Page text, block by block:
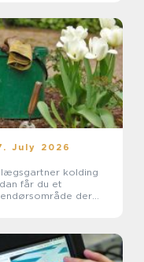
July 2026
kolding
får du et
der